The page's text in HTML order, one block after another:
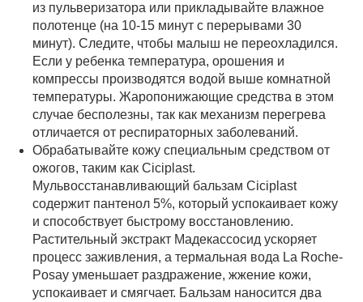
из пульверизатора или прикладывайте влажное
полотенце (на 10-15 минут с перерывами 30
минут). Следите, чтобы малыш не переохладился.
Если у ребенка температура, орошения и
компрессы производятся водой выше комнатной
температуры. Жаропонижающие средства в этом
случае бесполезны, так как механизм перегрева
отличается от респираторных заболеваний.
Обрабатывайте кожу специальным средством от
ожогов, таким как Ciciplast.
Мульвосстанавливающий бальзам Ciciplast
содержит пантенол 5%, который успокаивает кожу
и способствует быстрому восстановлению.
Растительный экстракт Мадекассосид ускоряет
процесс заживления, а термальная вода La Roche-
Posay уменьшает раздражение, жжение кожи,
успокаивает и смягчает. Бальзам наносится два